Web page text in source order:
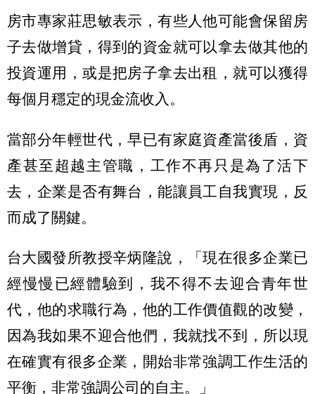
房市專家莊思敏表示，有些人他可能會保留房
子去做增貸，得到的資金就可以拿去做其他的
投資運用，或是把房子拿去出租，就可以獲得
每個月穩定的現金流收入。
當部分年輕世代，早已有家庭資產當後盾，資
產甚至超越主管職，工作不再只是為了活下
去，企業是否有舞台，能讓員工自我實現，反
而成了關鍵。
台大國發所教授辛炳隆說，「現在很多企業已
經慢慢已經體驗到，我不得不去迎合青年世
代，他的求職行為，他的工作價值觀的改變，
因為我如果不迎合他們，我就找不到，所以現
在確實有很多企業，開始非常強調工作生活的
平衡，非常強調公司的自主。」